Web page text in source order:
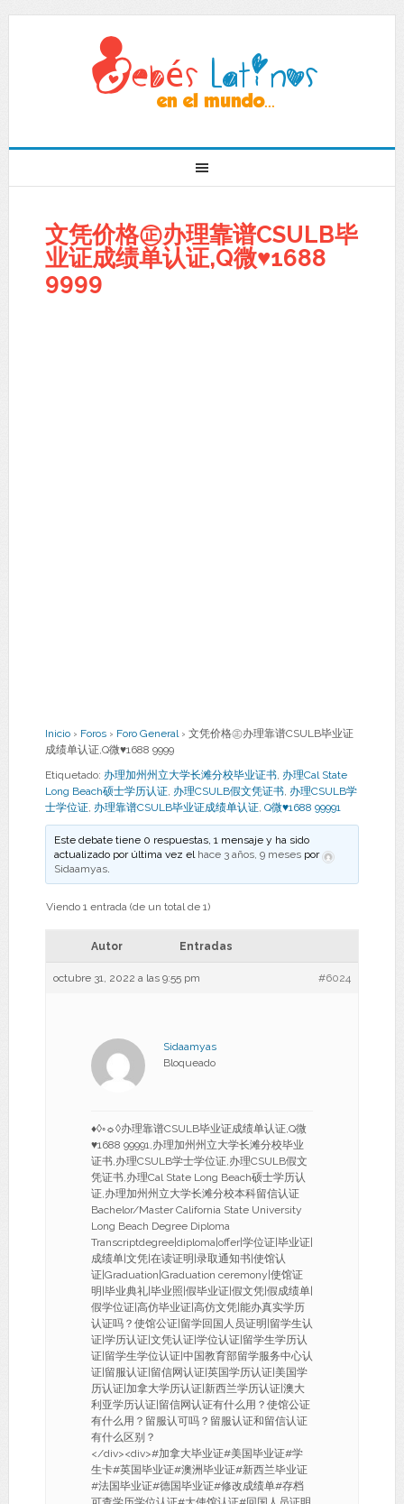
文凭价格㊣办理靠谱CSULB毕
业证成绩单认证,Q微♥1688
9999
Inicio › Foros › Foro General › 文凭价格㊣办理靠谱CSULB毕业证
成绩单认证,Q微♥1688 9999
Etiquetado: 办理加州州立大学长滩分校毕业证书, 办理Cal State
Long Beach硕士学历认证, 办理CSULB假文凭证书, 办理CSULB学
士学位证, 办理靠谱CSULB毕业证成绩单认证, Q微♥1688 99991
Este debate tiene 0 respuestas, 1 mensaje y ha sido
actualizado por última vez el hace 3 años, 9 meses por
Sidaamyas.
Viendo 1 entrada (de un total de 1)
Autor Entradas
octubre 31, 2022 a las 9:55 pm #6024
Sidaamyas
Bloqueado
♦◊◦☼◊办理靠谱CSULB毕业证成绩单认证,Q微
♥1688 99991,办理加州州立大学长滩分校毕业
证书,办理CSULB学士学位证,办理CSULB假文
凭证书,办理Cal State Long Beach硕士学历认
证,办理加州州立大学长滩分校本科留信认证
Bachelor/Master California State University
Long Beach Degree Diploma
Transcriptdegree|diploma|offer|学位证|毕业证|
成绩单|文凭|在读证明|录取通知书|使馆认
证|Graduation|Graduation ceremony|使馆证
明|毕业典礼|毕业照|假毕业证|假文凭|假成绩单|
假学位证|高仿毕业证|高仿文凭|能办真实学历
认证吗？使馆公证|留学回国人员证明|留学生认
证|学历认证|文凭认证|学位认证|留学生学历认
证|留学生学位认证|中国教育部留学服务中心认
证|留服认证|留信网认证|英国学历认证|美国学
历认证|加拿大学历认证|新西兰学历认证|澳大
利亚学历认证|留信网认证有什么用？使馆公证
有什么用？留服认可吗？留服认证和留信认证
有什么区别？
</div><div>#加拿大毕业证#美国毕业证#学
生卡#英国毕业证#澳洲毕业证#新西兰毕业证
#法国毕业证#德国毕业证#修改成绩单#存档